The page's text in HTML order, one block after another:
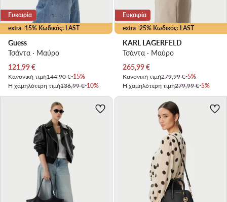
extra -15% Κωδικός: LAST
Ευκαιρία
Guess
Τσάντα · Μαύρο
Τρέχουσα τιμή
121,99€
Κανονική τιμή144,90 €-15%
Η χαμηλότερη τιμή136,99 €-10%
extra -25% Κωδικός: LAST
Ευκαιρία
KARL LAGERFELD
Τσάντα · Μαύρο
Τρέχουσα τιμή
265,99€
Κανονική τιμή279,99 €-5%
Η χαμηλότερη τιμή279,99 €-5%